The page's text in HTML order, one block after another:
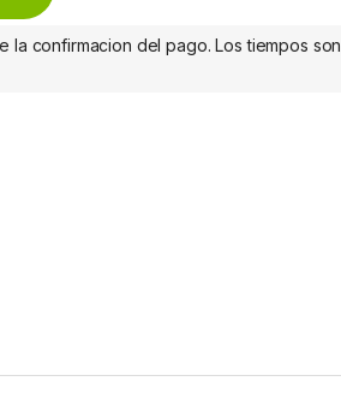
la confirmacion del pago. Los tiempos son